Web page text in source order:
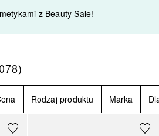
z Beauty Sale!
)
Rodzaj produktu Marka
+ 44